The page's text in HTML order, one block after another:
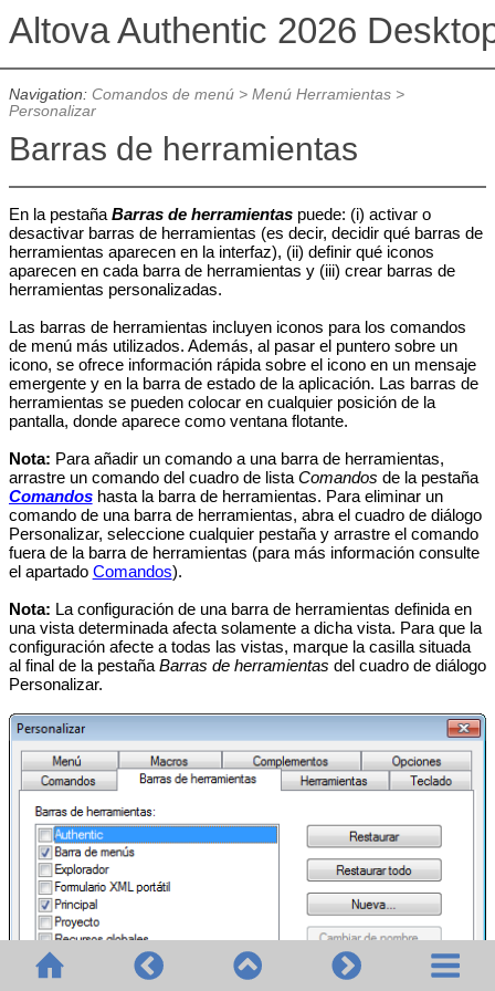
Altova Authentic 2026
Navigation: Comandos de menú> Menú Herramientas>
Personalizar
Barras de herramientas
En la pestaña Barras de herramientaspuede: (i) activar o
desactivar barras de herramientas (es decir, decidir qué barras de
herramientas aparecen en la interfaz), (ii) definir qué iconos
aparecen en cada barra de herramientas y (iii) crear barras de
herramientas personalizadas.
Las barras de herramientas incluyen iconos para los comandos
de menú más utilizados. Además, al pasar el puntero sobre un
icono, se ofrece información rápida sobre el icono en un mensaje
emergente y en la barra de estado de la aplicación. Las barras de
herramientas se pueden colocar en cualquier posición de la
pantalla, donde aparece como ventana flotante.
Nota: Para añadir un comando a una barra de herramientas,
arrastre un comando del cuadro de lista Comandos de la pestaña
Comandoshasta la barra de herramientas. Para eliminar un
comando de una barra de herramientas, abra el cuadro de diálogo
Personalizar, seleccione cualquier pestaña y arrastre el comando
fuera de la barra de herramientas (para más información consulte
el apartado Comandos).
Nota: La configuración de una barra de herramientas definida en
una vista determinada afecta solamente a dicha vista. Para que la
configuración afecte a todas las vistas, marque la casilla situada
al final de la pestaña Barras de herramientas del cuadro de diálogo
Personalizar.